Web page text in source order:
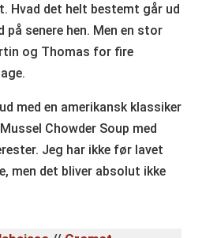
Hvad det helt bestemt går ud
på senere hen. Men en stor
og Thomas for fire
med en amerikansk klassiker
Chowder Soup med
Jeg har ikke før lavet
men det bliver absolut ikke